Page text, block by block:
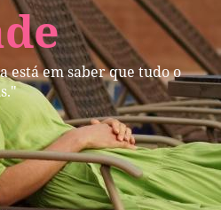
está em saber que tudo o